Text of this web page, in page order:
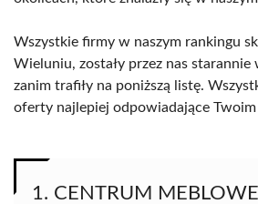
Wszystkie firmy w naszym rankingu
Wieluniu, zostały przez nas starannie
zanim trafiły na poniższą listę.
oferty najlepiej odpowiadające
1. CENTRUM